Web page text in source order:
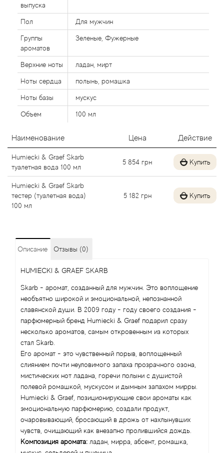
выпуска
Пол Для мужчин
Группы
ароматов
Зеленые, Фужерные
Верхние ноты ладан, мирт
Ноты сердца полынь, ромашка
Ноты базы мускус
Объем 100 мл
Наименование Цена Действие
Humiecki & Graef Skarb
туалетная вода 100 мл
5 854 грн Купить
Humiecki & Graef Skarb
тестер (туалетная вода)
100 мл
5 182 грн Купить
Описание Отзывы (0)
HUMIECKI & GRAEF SKARB
Skarb - аромат, созданный для мужчин. Это воплощение
необъятно широкой и эмоциональной, непознанной
славянской души. В 2009 году - году своего создания -
парфюмерный бренд Humiecki & Graef подарил сразу
несколько ароматов, самым откровенным из которых
стал Skarb.
Его аромат - это чувственный порыв, воплощенный
слиянием почти неуловимого запаха прозрачного озона,
мистических нот ладана, горечи полыни с душистой
полевой ромашкой, мускусом и дымным запахом мирры.
Humiecki & Graef, позиционирующие свои ароматы как
эмоциональную парфюмерию, создали продукт,
очаровывающий, бросающий в дрожь от нахлынувших
чувств, очищающий как внезапно пролившийся дождь.
Композиция аромата: ладан, мирра, абсент, ромашка,
Alexandre Barthet
Alexandre J
Alfred Dunhill
Alyson Oldoini
Alyssa Ashley
Amouage
Amouroud
Angel Schlesser
Anima Mundi
Anna Sui
Annayake
Anne Fontaine
Annick Goutal
Antonia's Flowers
Antonio Banderas
Antonio Puig